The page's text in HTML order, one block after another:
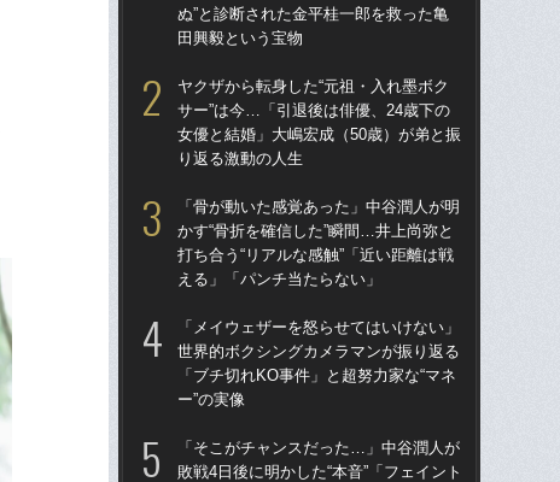
ぬ”と診断された金平桂一郎を救った亀
田興毅という宝物
ヤクザから転身した“元祖・入れ墨ボク
サー”は今…「引退後は俳優、24歳下の
女優と結婚」大嶋宏成（50歳）が弟と振
り返る激動の人生
「骨が動いた感覚あった」中谷潤人が明
かす“骨折を確信した”瞬間…井上尚弥と
打ち合う“リアルな感触”「近い距離は戦
える」「パンチ当たらない」
「メイウェザーを怒らせてはいけない」
世界的ボクシングカメラマンが振り返る
「ブチ切れKO事件」と超努力家な“マネ
ー”の実像
「そこがチャンスだった…」中谷潤人が
敗戦4日後に明かした“本音”「フェイント